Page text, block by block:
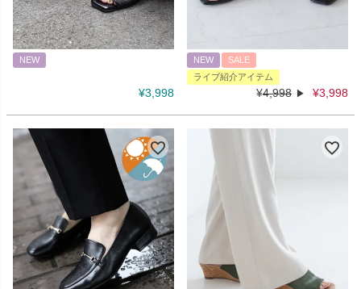
NEW
¥3,998
NEW
SALE
ライブ紹介アイテム
¥4,998 ¥3,998